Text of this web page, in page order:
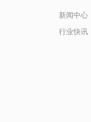
新闻中心
行业快讯